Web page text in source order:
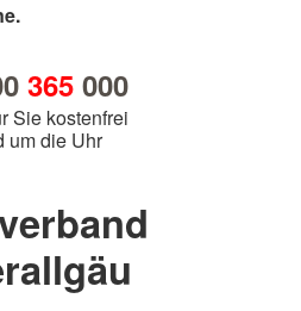
365000
Sie kostenfrei
um die Uhr